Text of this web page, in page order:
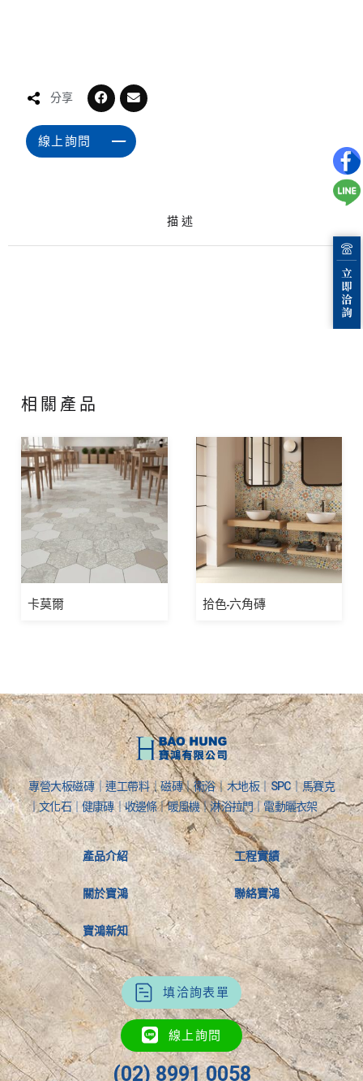
分享
線上詢問
描述
相關產品
卡莫爾 拾色-六角磚
專營大板磁磚｜連工帶料｜磁磚｜衛浴｜木地板｜SPC｜馬賽克
｜文化石｜健康磚｜收邊條｜暖風機｜淋浴拉門｜電動曬衣架
產品介紹
關於寶鴻
寶鴻新知
工程實績
聯絡寶鴻
填洽詢表單
線上詢問
(02) 8991 0058